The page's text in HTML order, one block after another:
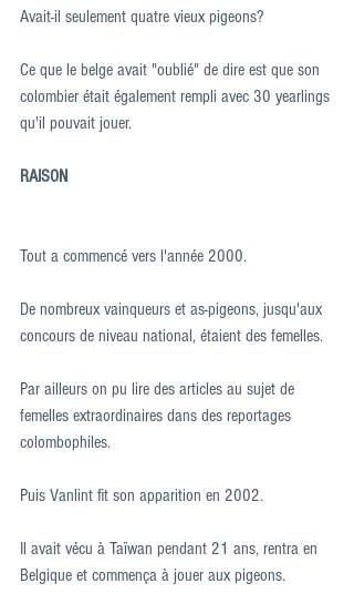
Avait-il seulement quatre vieux pigeons?
Ce que le belge avait "oublié" de dire est que son
colombier était également rempli avec 30 yearlings
qu'il pouvait jouer.
RAISON
Tout a commencé vers l'année 2000.
De nombreux vainqueurs et as-pigeons, jusqu'aux
concours de niveau national, étaient des femelles.
Par ailleurs on pu lire des articles au sujet de
femelles extraordinaires dans des reportages
colombophiles.
Puis Vanlint fit son apparition en 2002.
Il avait vécu à Taïwan pendant 21 ans, rentra en
Belgique et commença à jouer aux pigeons.